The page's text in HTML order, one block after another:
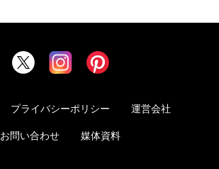
プライバシーポリシー 運営会社
お問い合わせ 媒体資料